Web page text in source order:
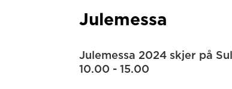
Julemessa
Julemessa 2024 skjer på
10.00 - 15.00